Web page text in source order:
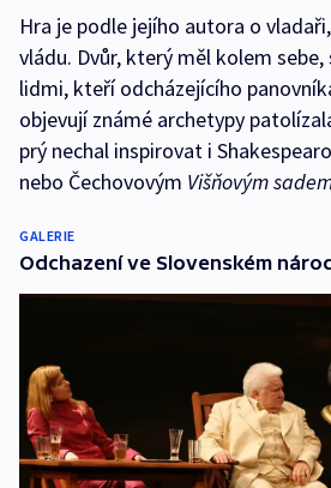
Hra je podle jejího autora o
vládu. Dvůr, který měl kolem
lidmi, kteří odcházejícího
objevují známé archetypy
prý nechal inspirovat i
nebo Čechovovým Višňovým
GALERIE
Odchazení ve Slovenském